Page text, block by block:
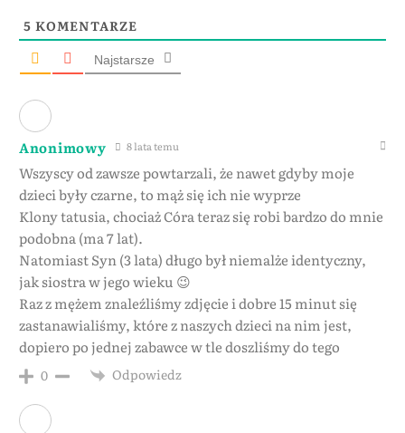
5 KOMENTARZE
Najstarsze
Anonimowy 8 lata temu
Wszyscy od zawsze powtarzali, że nawet gdyby moje
dzieci były czarne, to mąż się ich nie wyprze
Klony tatusia, chociaż Córa teraz się robi bardzo do mnie
podobna (ma 7 lat).
Natomiast Syn (3 lata) długo był niemalże identyczny,
jak siostra w jego wieku 😉
Raz z mężem znaleźliśmy zdjęcie i dobre 15 minut się
zastanawialiśmy, które z naszych dzieci na nim jest,
dopiero po jednej zabawce w tle doszliśmy do tego
0 Odpowiedz